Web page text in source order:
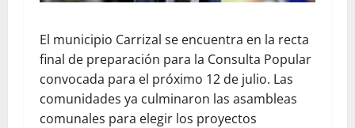
El municipio Carrizal se encuentra en la recta
final de preparación para la Consulta Popular
convocada para el próximo 12 de julio. Las
comunidades ya culminaron las asambleas
comunales para elegir los proyectos